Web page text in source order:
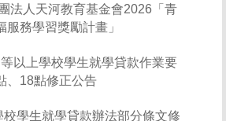
法人天河教育基金會2026「青
服務學習獎勵計畫」
以上學校學生就學貸款作業要
、18點修正公告
學生就學貸款辦法部分條文修